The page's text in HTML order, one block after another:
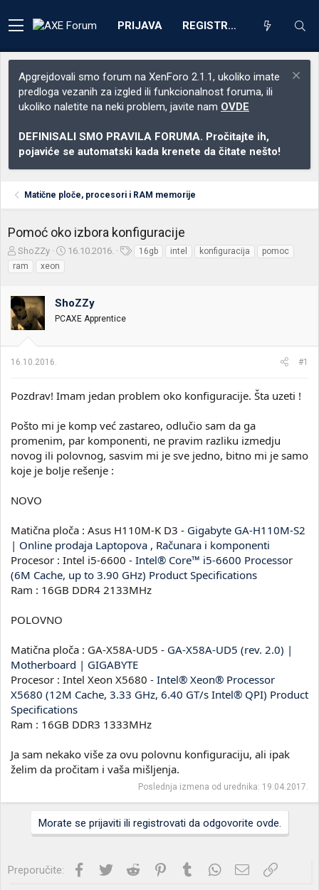
PRIJAVA REGISTRACIJA
Apgrejdovali smo forum na XenForo 2.1.1, ukoliko imate
predloga vezanih za izgled ili funkcionalnost foruma, ili
ukoliko naletite na neki problem, javite nam OVDE
DEFINISALI SMO PRAVILA FORUMA. Pročitajte ih,
pojaviće se automatski kada krenete da čitate nešto!
Matične ploče, procesori i RAM memorije
Pomoć oko izbora konfiguracije
Z
a
č
n
i
e
ShoZZy
D
m
p
a
16.10.2016. 16gb intel konfiguracija
pomoc
ram
xeon
ShoZZy
PCAXE Apprentice
16.10.2016. #1
Pozdrav! Imam jedan problem oko konfiguracije. Šta uzeti !
Pošto mi je komp već zastareo, odlučio sam da ga
promenim, par komponenti, ne pravim razliku izmedju
novog ili polovnog, sasvim mi je sve jedno, bitno mi je samo
koje je bolje rešenje :
NOVO
Matična ploča : Asus H110M-K D3 - Gigabyte GA-H110M-S2
| Online prodaja Laptopova , Računara i komponenti
Procesor : Intel i5-6600 - Intel® Core™ i5-6600 Processor
(6M Cache, up to 3.90 GHz) Product Specifications
Ram : 16GB DDR4 2133MHz
POLOVNO
Matična ploča : GA-X58A-UD5 - GA-X58A-UD5 (rev. 2.0) |
Motherboard | GIGABYTE
Procesor : Intel Xeon X5680 - Intel® Xeon® Processor
X5680 (12M Cache, 3.33 GHz, 6.40 GT/s Intel® QPI) Product
Specifications
Ram : 16GB DDR3 1333MHz
Ja sam nekako više za ovu polovnu konfiguraciju, ali ipak
želim da pročitam i vaša mišljenja.
Poslednja izmena od urednika: 19.04.2017.
Morate se prijaviti ili registrovati da odgovorite ovde.
Preporučite: Facebook
Twitter Reddit PinterestTumblrWhatsApp
Imejl Link